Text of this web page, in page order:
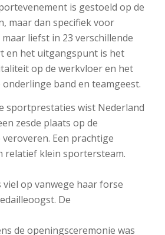
is gestoeld op de
maar dan specifiek voor
liefst in 23 verschillende
en het uitgangspunt is het
op de werkvloer en het
band en teamgeest.
sportprestaties wist Nederland
zesde plaats op de
Een prachtige
relatief klein sportersteam.
op vanwege haar forse
De
de openingsceremonie was